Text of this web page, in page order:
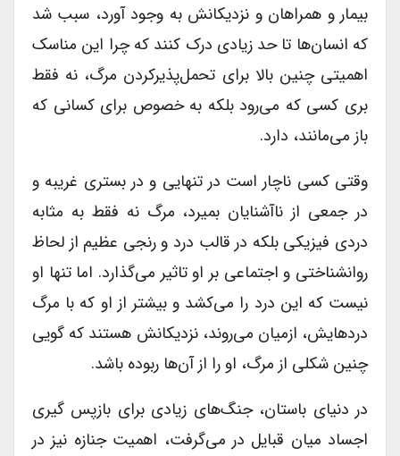
بیمار و همراهان و نزدیکانش به وجود آورد، سبب شد
که انسان‌ها تا حد زیادی درک کنند که چرا این مناسک
اهمیتی چنین بالا برای تحمل‌پذیرکردن مرگ، نه فقط
بری کسی که می‌رود بلکه به خصوص برای کسانی که
باز می‌مانند، دارد.
وقتی کسی ناچار است در تنهایی و در بستری غریبه و
در جمعی از ناآشنایان بمیرد، مرگ نه فقط به مثابه
دردی فیزیکی بلکه در قالب درد و رنجی عظیم از لحاظ
روانشناختی و اجتماعی بر او تاثیر می‌گذارد. اما تنها او
نیست که این درد را می‌کشد و بیشتر از او که با مرگ
دردهایش‌، ازمیان می‌روند، نزدیکانش هستند که گویی
چنین شکلی از مرگ، او را از آن‌ها ربوده باشد.
در دنیای باستان، جنگ‌های زیادی برای بازپس گیری
اجساد میان قبایل در می‌گرفت، اهمیت جنازه نیز در